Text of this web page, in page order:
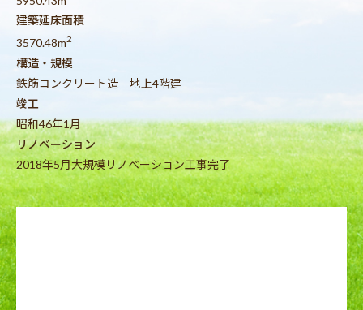
建築延床面積
3570.48m2
構造・規模
鉄筋コンクリート造 地上4階建
竣工
昭和46年1月
リノベーション
2018年5月大規模リノベーション工事完了